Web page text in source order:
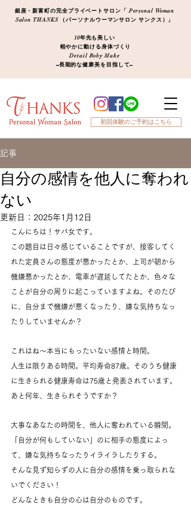
銀座・新富町の完全プライベートサロン「 Personal Woman
Salon THANKS （パーソナルウーマンサロン サンクス）」
10年先も美しい
軽やかに動ける身体づくり
Detail Boby Make
​−長期的な健康美を目指して−
初回体験のご予約はこちら
記事
自分の感情を他人に奪われ
ない
更新日： 2025年1月12日
こんにちは！サバ女です。
この題目は日々感じていることですが、接客してく
れた定員さんの態度が悪かったとか、上司が朝から
機嫌悪かったとか、電車が遅延してたとか、色々な
ことが自分の周りに起こっていますよね。そのたび
に、自分まで機嫌が悪くなったり、嫌な気持ちなっ
たりしていませんか？
これはね～本当にもったいない感情と時間。
人生は限りある時間。平均寿命87歳。そのうち健康
に生きられる健康寿命は75歳と発表されています。
あと何年、生きられそうですか？
大事なあなたの時間を、他人に奪われている瞬間。
「自分が何もしていない」のに相手の態度によっ
て、嫌な気持ちなったりイライラしたりする。
そんな見ず知らずの人に自分の感情を乗っ取られな
いでください！
どんなときも自分の心は自分のものです。